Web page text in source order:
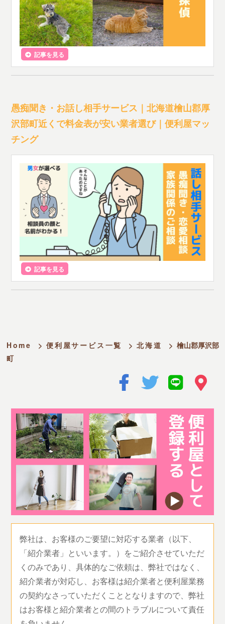
記事を見る
愚痴聞き・お話し相手サービス｜北海道檜山郡厚
沢部町近くで料金表が安い業者選び｜便利屋マッ
チング
記事を見る
Home > 便利屋サービス一覧 > 北海道 > 檜山郡厚沢部
町
弊社は、お客様のご要望に対応する業者（以下、
「紹介業者」といいます。）をご紹介させていただ
くのみであり、具体的なご依頼は、弊社ではなく、
紹介業者が対応し、お客様は紹介業者と便利屋業務
の契約なさっていただくこととなりますので、弊社
はお客様と紹介業者との間のトラブルについて責任